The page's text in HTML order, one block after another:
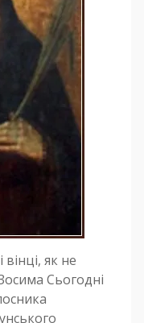
як не
Сьогодні